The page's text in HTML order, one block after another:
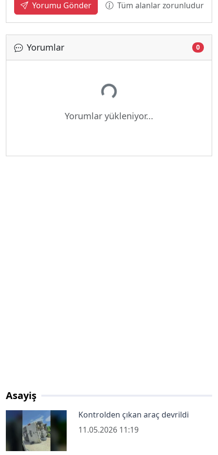
Yorumu Gönder Tüm alanlar zorunludur
Yorumlar 0
Yükleniyor...
Yorumlar yükleniyor...
Asayiş
Kontrolden çıkan araç devrildi
11.05.2026 11:19